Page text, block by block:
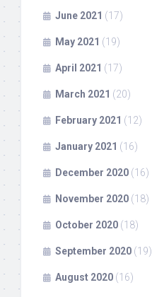
June 2021 (17)
May 2021 (19)
April 2021 (17)
March 2021 (20)
February 2021 (12)
January 2021 (16)
December 2020 (16)
November 2020 (18)
October 2020 (18)
September 2020 (19)
August 2020 (16)